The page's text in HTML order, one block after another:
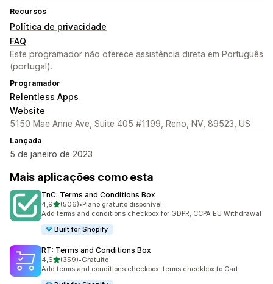
Recursos
Política de privacidade
FAQ
Este programador não oferece assistência direta em Português
(portugal).
Programador
Relentless Apps
Website
5150 Mae Anne Ave, Suite 405 #1199, Reno, NV, 89523, US
Lançada
5 de janeiro de 2023
Mais aplicações como esta
TnC: Terms and Conditions Box
4,9de 5 estrelas
(506)
506 total de avaliações
•Plano gratuito disponível
Add terms and conditions checkbox for GDPR, CCPA EU Withdrawal
Built for Shopify
RT: Terms and Conditions Box
4,6de 5 estrelas
(359)
359 total de avaliações
•Gratuito
Add terms and conditions checkbox, terms checkbox to Cart